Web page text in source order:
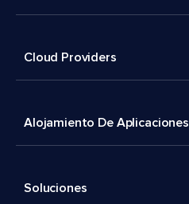
Cloud Providers
Alojamiento De Aplicaciones
Soluciones